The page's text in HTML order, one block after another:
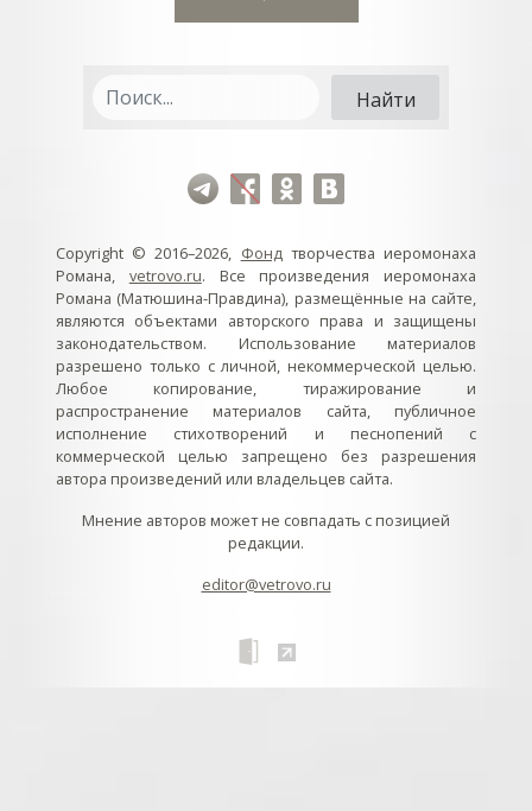
Copyright © 2016–2026, Фондтворчества иеромонаха
Романа, vetrovo.ru. Все произведения иеромонаха
Романа (Матюшина-Правдина), размещённые на сайте,
являются объектами авторского права и защищены
законодательством. Использование материалов
разрешено только с личной, некоммерческой целью.
Любое копирование, тиражирование и
распространение материалов сайта, публичное
исполнение стихотворений и песнопений с
коммерческой целью запрещено без разрешения
автора произведений или владельцев сайта.
Мнение авторов может не совпадать с позицией
редакции.
editor@vetrovo.ru